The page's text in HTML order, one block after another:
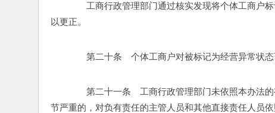
工商行政管理部门通过核实发现将个体工商户标
以更正。
第二十条　个体工商户对被标记为经营异常状态
第二十一条　工商行政管理部门未依照本办法的
节严重的，对负有责任的主管人员和其他直接责任人员